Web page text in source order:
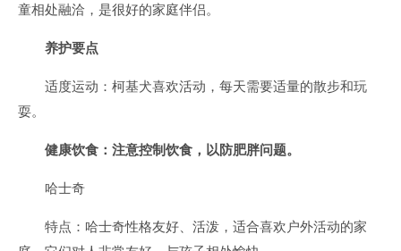
童相处融洽，是很好的家庭伴侣。
养护要点
适度运动：柯基犬喜欢活动，每天需要适量的散步和玩
耍。
健康饮食：注意控制饮食，以防肥胖问题。
哈士奇
特点：哈士奇性格友好、活泼，适合喜欢户外活动的家